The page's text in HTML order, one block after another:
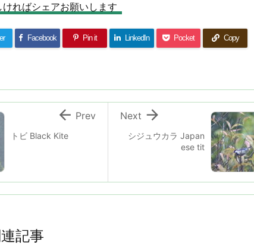
ければシェアお願いします
Facebook Pin it LinkedIn Pocket Copy
シジュウカラ Japan
ese tit

Next
トビ Black Kite
 Prev
記事